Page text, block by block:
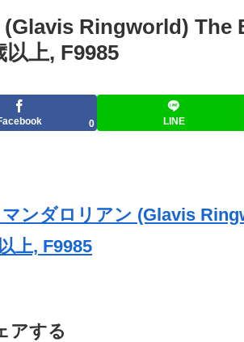
Ringworld)
上, F9985
0 LINE
ンダロリアン (Glavis
上, F9985
アする